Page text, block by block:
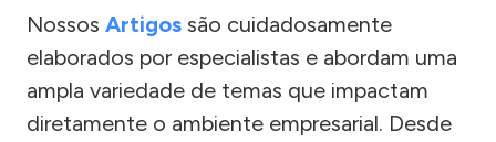
Nossos Artigos são cuidadosamente
elaborados por especialistas e abordam uma
ampla variedade de temas que impactam
diretamente o ambiente empresarial. Desde